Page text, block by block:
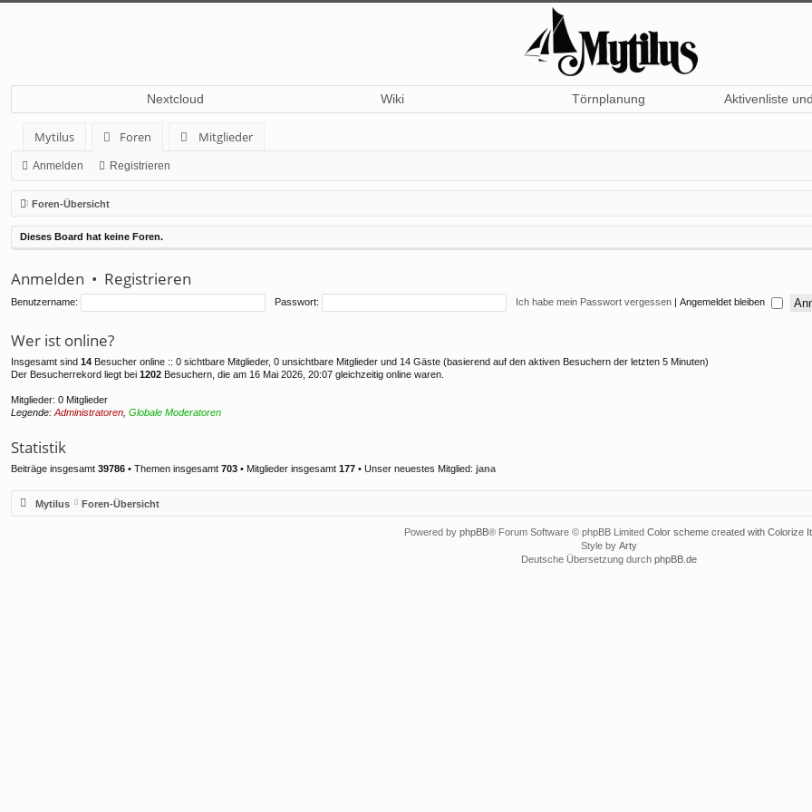
Nextcloud Wiki Törnplanung Aktivenliste
Mytilus Foren
Mitglieder
Anmelden Registrieren
Foren-Übersicht
Dieses Board hat keine Foren.
Anmelden • Registrieren
Benutzername: Passwort: Ich habe mein Passwort vergessen | Angemeldet bleiben
Wer ist online?
Insgesamt sind 14 Besucher online :: 0 sichtbare Mitglieder, 0 unsichtbare Mitglieder und 14 Gäste (basierend auf den aktiven Besuchern der letzten 5 Minuten)
Der Besucherrekord liegt bei 1202 Besuchern, die am 16 Mai 2026, 20:07 gleichzeitig online waren.
Mitglieder: 0 Mitglieder
Legende: Administratoren Globale Moderatoren
Statistik
Beiträge insgesamt 39786 • Themen insgesamt 703 • Mitglieder insgesamt 177 • Unser neuestes Mitglied: jana
Mytilus Foren-Übersicht
Powered by phpBB® Forum Software © phpBB Limited Color scheme created with Colorize It.
Style by Arty
Deutsche Übersetzung durch phpBB.de